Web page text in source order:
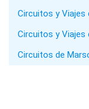
Circuitos y Viajes
Circuitos y Viajes
Circuitos de